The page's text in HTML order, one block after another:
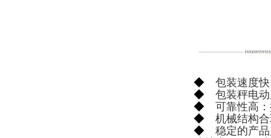
◆ 包装速度
◆ 包装秤电
◆ 可靠性高
◆ 机械结构
◆ 稳定的产